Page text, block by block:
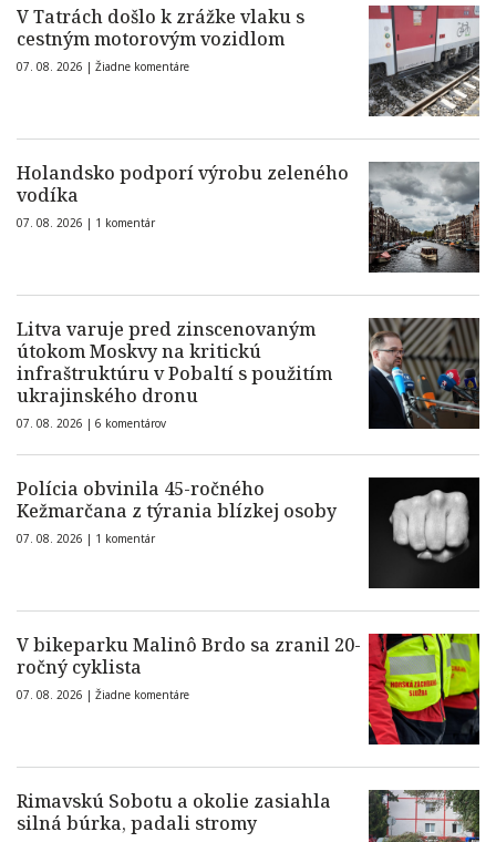
V Tatrách došlo k zrážke vlaku s
cestným motorovým vozidlom
07. 08. 2026 | Žiadne komentáre
Holandsko podporí výrobu zeleného
vodíka
07. 08. 2026 | 1 komentár
Litva varuje pred zinscenovaným
útokom Moskvy na kritickú
infraštruktúru v Pobaltí s použitím
ukrajinského dronu
07. 08. 2026 | 6 komentárov
Polícia obvinila 45-ročného
Kežmarčana z týrania blízkej osoby
07. 08. 2026 | 1 komentár
V bikeparku Malinô Brdo sa zranil 20-
ročný cyklista
07. 08. 2026 | Žiadne komentáre
Rimavskú Sobotu a okolie zasiahla
silná búrka, padali stromy